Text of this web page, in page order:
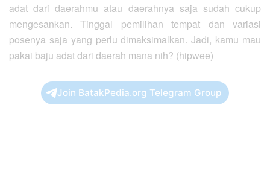
adat dari daerahmu atau daerahnya saja sudah cukup
mengesankan. Tinggal pemilihan tempat dan variasi
posenya saja yang perlu dimaksimalkan. Jadi, kamu mau
pakai baju adat dari daerah mana nih? (hipwee)
Join BatakPedia.org Telegram Group